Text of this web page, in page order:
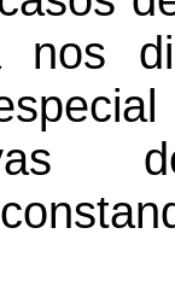
nos